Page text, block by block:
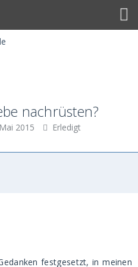
nachrüsten?
2015 Erledigt
festgesetzt, in meinen